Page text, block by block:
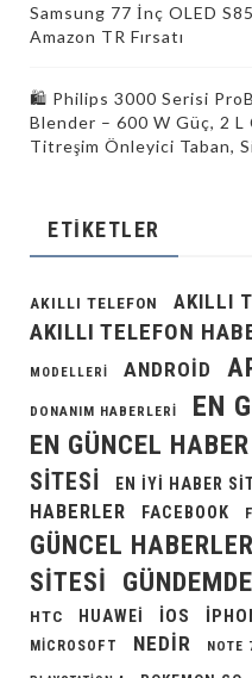
Samsung 77 İnç OLED
Amazon TR Fırsatı
🛍 Philips 3000 Serisi
Blender – 600 W Güç, 2 L
Titreşim Önleyici Taban,
ETIKETLER
AKILLI TELEFON AKILLI
AKILLI TELEFON
MODELLERI ANDROID
DONANIM HABERLERI EN
EN GÜNCEL
SITESI
EN IYI HABER
HABERLER
FACEBOOK
GÜNCEL HABERLER
SITESI
HTC
HUAWEI IOS
MICROSOFT NEDIR NOTE